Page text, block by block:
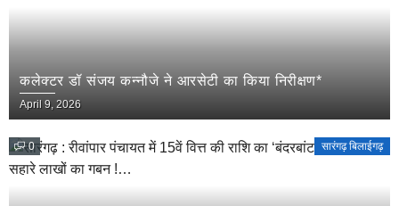
कलेक्टर डॉ संजय कन्नौजे ने आरसेटी का किया निरीक्षण*
April 9, 2026
0 सारंगढ़ बिलाईगढ़